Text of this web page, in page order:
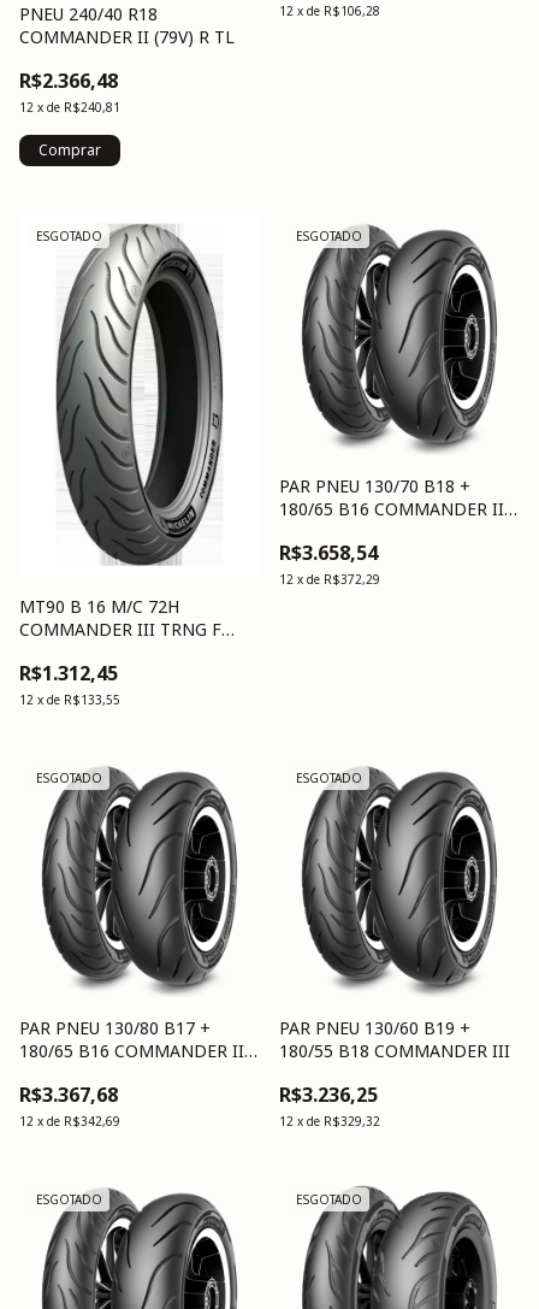
PNEU 240/40 R18
COMMANDER II (79V) R TL
R$2.366,48
12 x de R$240,81
12 x de R$106,28
ESGOTADO
MT90 B 16 M/C 72H
COMMANDER III TRNG F
R$1.312,45
12 x de R$133,55
ESGOTADO
PAR PNEU 130/70 B18 +
180/65 B16 COMMANDER III
R$3.658,54
12 x de R$372,29
ESGOTADO
PAR PNEU 130/80 B17 +
180/65 B16 COMMANDER III
R$3.367,68
12 x de R$342,69
ESGOTADO
PAR PNEU 130/60 B19 +
180/55 B18 COMMANDER III
R$3.236,25
12 x de R$329,32
ESGOTADO ESGOTADO